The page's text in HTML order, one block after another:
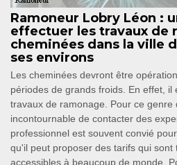
Ramoneur Lobry Léon :
effectuer les travaux de
cheminées dans la ville
ses environs
Les cheminées devront être
périodes de grands froids. En effet,
travaux de ramonage. Pour ce genre
incontournable de contacter des
professionnel est souvent convié
qu'il peut proposer des tarifs qui sont
accessibles à beaucoup de monde.